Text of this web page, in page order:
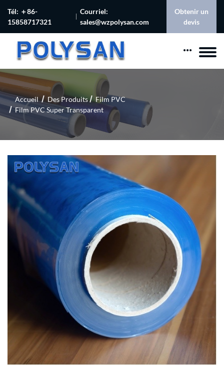
Tél: ＋86-
15858717321
Courriel:
sales@wzpolysan.com
Obtenir un
devis
Accueil Des Produits
Film PVC
Film PVC Super Transparent